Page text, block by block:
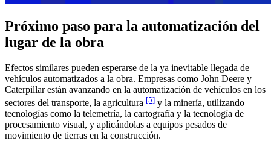
Próximo paso para la automatización del
lugar de la obra
Efectos similares pueden esperarse de la ya inevitable llegada de
vehículos automatizados a la obra. Empresas como John Deere y
Caterpillar están avanzando en la automatización de vehículos en los
sectores del transporte, la agricultura [5] y la minería, utilizando
tecnologías como la telemetría, la cartografía y la tecnología de
procesamiento visual, y aplicándolas a equipos pesados de
movimiento de tierras en la construcción.